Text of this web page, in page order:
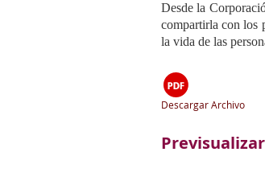
Desde la
compartirla con los
la vida de las
Descargar Archivo